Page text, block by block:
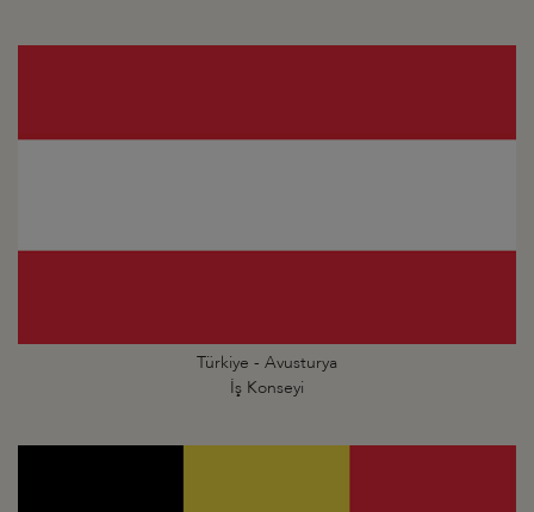
Türkiye - Avusturya
İş Konseyi